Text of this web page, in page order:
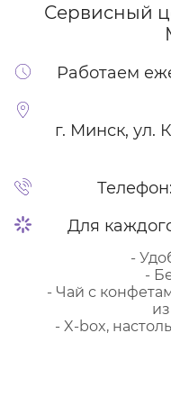
Сервисный
Работаем
г. Минск, ул.
Телефон:
Для
-
-
- Чай с
- X-box,